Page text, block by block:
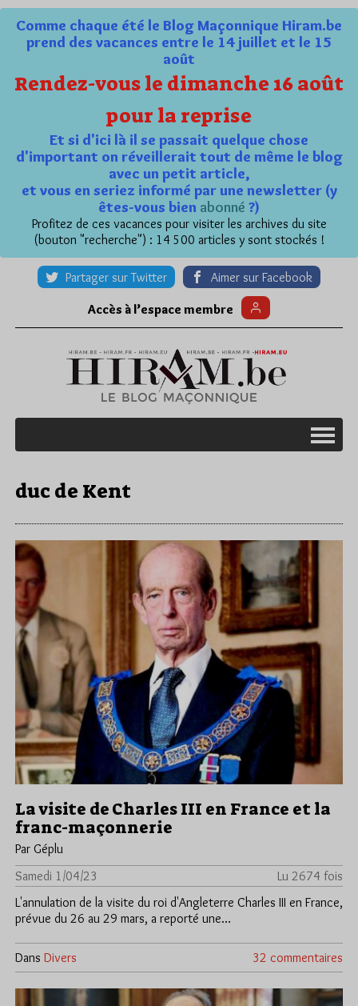
Comme chaque été le Blog Maçonnique Hiram.be
prend des vacances entre le 14 juillet et le 15
août
Rendez-vous le dimanche 16 août
pour la reprise
Et si d'ici là il se passait quelque chose
d'important on réveillerait tout de même le blog
avec un petit article,
et vous en seriez informé par une newsletter (y
êtes-vous bien abonné ?)
Profitez de ces vacances pour visiter les archives du site
(bouton "recherche") : 14 500 articles y sont stockés !
Partager sur Twitter Aimer sur Facebook
Accès à l’espace membre
duc de Kent
La visite de Charles III en France et la
franc-maçonnerie
Par Géplu
Samedi 1/04/23
Lu 2674 fois
L'annulation de la visite du roi d'Angleterre Charles III en France,
prévue du 26 au 29 mars, a reporté une…
Dans Divers 32 commentaires